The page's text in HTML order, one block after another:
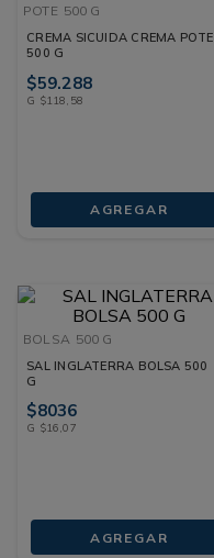
POTE 500 G
CREMA SICUIDA CREMA POTE
500 G
$59.288
G $118 58
AGREGAR
BOLSA 500 G
SAL INGLATERRA BOLSA 500
G
$8036
G $16,07
AGREGAR